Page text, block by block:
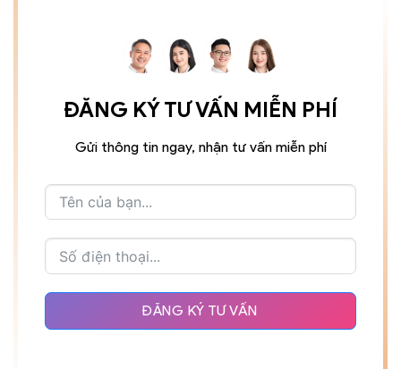
ĐĂNG KÝ TƯ VẤN MIỄN PHÍ
Gửi thông tin ngay, nhận tư vấn miễn phí
ĐĂNG KÝ TƯ VẤN